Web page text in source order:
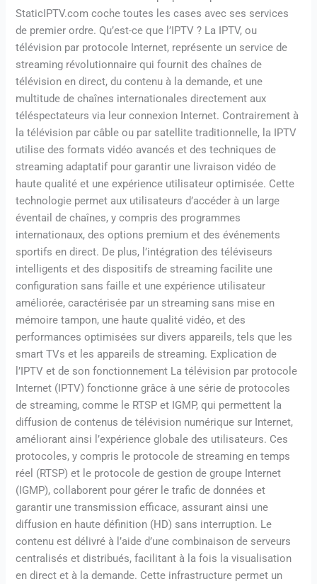
StaticIPTV.com coche toutes les cases avec ses services
de premier ordre. Qu’est-ce que l’IPTV ? La IPTV, ou
télévision par protocole Internet, représente un service de
streaming révolutionnaire qui fournit des chaînes de
télévision en direct, du contenu à la demande, et une
multitude de chaînes internationales directement aux
téléspectateurs via leur connexion Internet. Contrairement à
la télévision par câble ou par satellite traditionnelle, la IPTV
utilise des formats vidéo avancés et des techniques de
streaming adaptatif pour garantir une livraison vidéo de
haute qualité et une expérience utilisateur optimisée. Cette
technologie permet aux utilisateurs d’accéder à un large
éventail de chaînes, y compris des programmes
internationaux, des options premium et des événements
sportifs en direct. De plus, l’intégration des téléviseurs
intelligents et des dispositifs de streaming facilite une
configuration sans faille et une expérience utilisateur
améliorée, caractérisée par un streaming sans mise en
mémoire tampon, une haute qualité vidéo, et des
performances optimisées sur divers appareils, tels que les
smart TVs et les appareils de streaming. Explication de
l’IPTV et de son fonctionnement La télévision par protocole
Internet (IPTV) fonctionne grâce à une série de protocoles
de streaming, comme le RTSP et IGMP, qui permettent la
diffusion de contenus de télévision numérique sur Internet,
améliorant ainsi l’expérience globale des utilisateurs. Ces
protocoles, y compris le protocole de streaming en temps
réel (RTSP) et le protocole de gestion de groupe Internet
(IGMP), collaborent pour gérer le trafic de données et
garantir une transmission efficace, assurant ainsi une
diffusion en haute définition (HD) sans interruption. Le
contenu est délivré à l’aide d’une combinaison de serveurs
centralisés et distribués, facilitant à la fois la visualisation
en direct et à la demande. Cette infrastructure permet un